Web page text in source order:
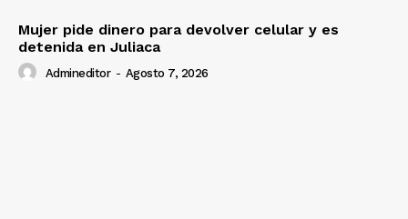
Mujer pide dinero para devolver celular y es
detenida en Juliaca
Admineditor - Agosto 7, 2026